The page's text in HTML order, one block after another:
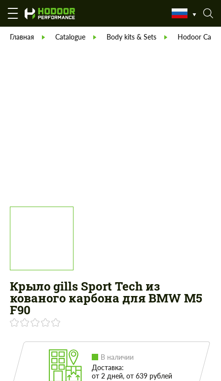
Главная Catalogue Body kits & Sets Hodoor
Крыло gills Sport Tech из
кованого карбона для BMW M5
F90
В наличии
Доставка:
от 2 дней, от 639 рублей